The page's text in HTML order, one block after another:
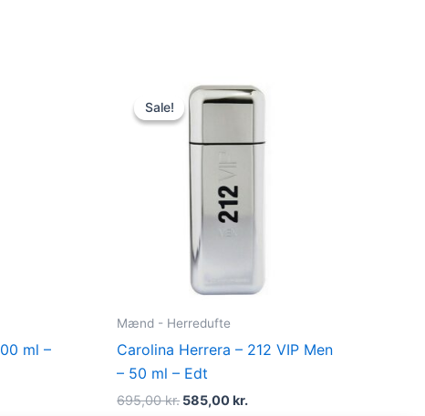
ml –
Sale!
Sale!
Mænd - Herredufte
Carolina Herrera – 212 VIP Men
– 50 ml – Edt
695,00kr.
Original
price
was:
585,00kr.
Current
price